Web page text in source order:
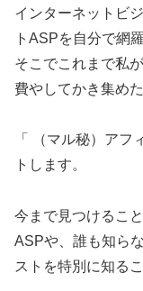
インターネットビ
トASPを自分で網
そこでこれまで私
費やしてかき集めた
「 （マル秘）ア
トします。
今まで見つけるこ
ASPや、誰も知ら
ストを特別に知る